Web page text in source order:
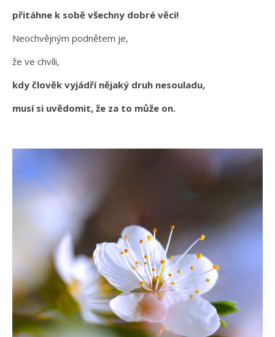
přitáhne k sobě všechny dobré věci!
Neochvějným podnětem je,
že ve chvíli,
kdy člověk vyjádří nějaký druh nesouladu,
musí si uvědomit, že za to může on.